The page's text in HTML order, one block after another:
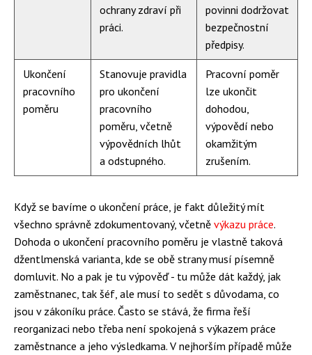
ochrany zdraví při
práci.
povinni dodržovat
bezpečnostní
předpisy.
Ukončení
pracovního
poměru
Stanovuje pravidla
pro ukončení
pracovního
poměru, včetně
výpovědních lhůt
a odstupného.
Pracovní poměr
lze ukončit
dohodou,
výpovědí nebo
okamžitým
zrušením.
Když se bavíme o ukončení práce, je fakt důležitý mít
všechno správně zdokumentovaný, včetně výkazu práce.
Dohoda o ukončení pracovního poměru je vlastně taková
džentlmenská varianta, kde se obě strany musí písemně
domluvit. No a pak je tu výpověď - tu může dát každý, jak
zaměstnanec, tak šéf, ale musí to sedět s důvodama, co
jsou v zákoníku práce. Často se stává, že firma řeší
reorganizaci nebo třeba není spokojená s výkazem práce
zaměstnance a jeho výsledkama. V nejhorším případě může